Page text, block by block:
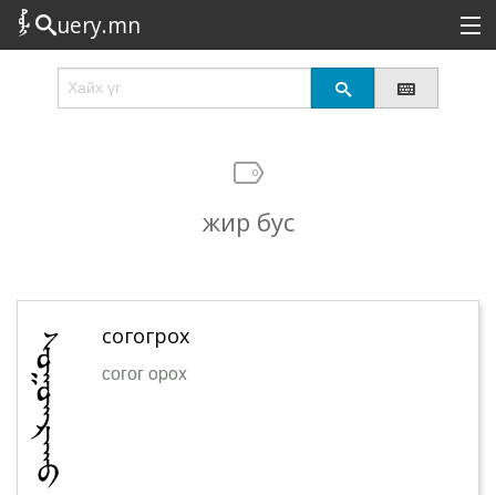
uery.mn
Сонирхолтой
жир бус
согогрох
согог opox